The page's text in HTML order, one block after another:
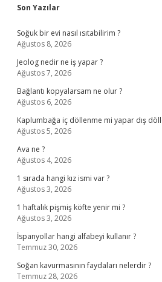
Sidebar
Son Yazılar
Soğuk bir evi nasıl ısıtabilirim ?
Ağustos 8, 2026
Jeolog nedir ne iş yapar ?
Ağustos 7, 2026
Bağlantı kopyalarsam ne olur ?
Ağustos 6, 2026
Kaplumbağa iç döllenme mi yapar dış
Ağustos 5, 2026
Ava ne ?
Ağustos 4, 2026
1 sırada hangi kız ismi var ?
Ağustos 3, 2026
1 haftalık pişmiş köfte yenir mi ?
Ağustos 3, 2026
İspanyollar hangi alfabeyi kullanır ?
Temmuz 30, 2026
Soğan kavurmasının faydaları nelerdir ?
Temmuz 28, 2026